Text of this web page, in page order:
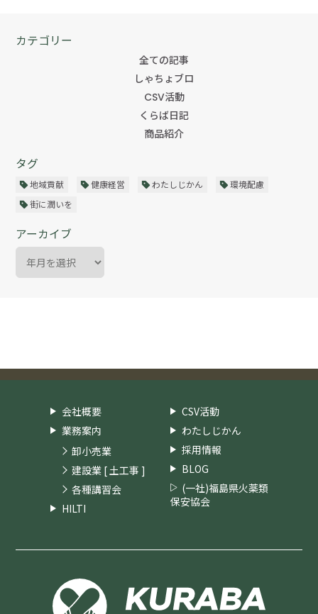
カテゴリー
全ての記事
しゃちょブロ
CSV活動
くらば日記
商品紹介
タグ
地域貢献 健康経営 わたしじかん
環境配慮
街に潤いを
アーカイブ
会社概要
業務案内
卸小売業
建設業 [ 土工事 ]
各種講習会
HILTI
CSV活動
わたしじかん
採用情報
BLOG
(一社)福島県火薬類
保安協会